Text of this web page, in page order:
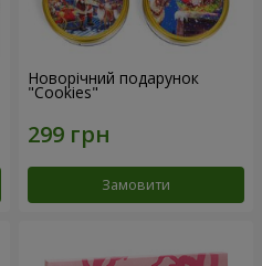
Новорічний подарунок
"Cookies"
Замовити